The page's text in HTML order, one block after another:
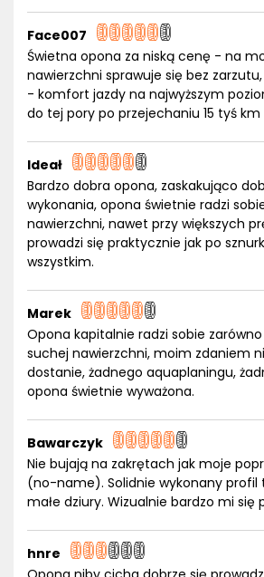
Face007
Świetna opona za niską cenę - na
nawierzchni sprawuje się bez
- komfort jazdy na najwyższym
do tej pory po przejechaniu 15 tyś
Ideał
Bardzo dobra opona, zaskakująco
wykonania, opona świetnie radzi
nawierzchni, nawet przy większych
prowadzi się praktycznie jak po
wszystkim.
Marek
Opona kapitalnie radzi sobie
suchej nawierzchni, moim zdaniem
dostanie, żadnego aquaplaningu,
opona świetnie wyważona.
Bawarczyk
Nie bujają na zakrętach jak moje
(no-name). Solidnie wykonany profil
małe dziury. Wizualnie bardzo mi się
hnre